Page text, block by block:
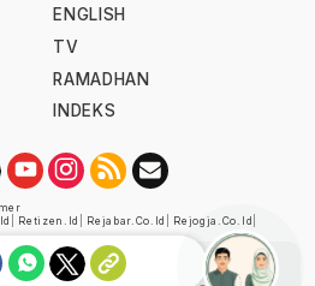
ENGLISH
TV
RAMADHAN
INDEKS
Retizen.id Rejabar.co.id Rejogja.co.id
oleh Dewan Pers